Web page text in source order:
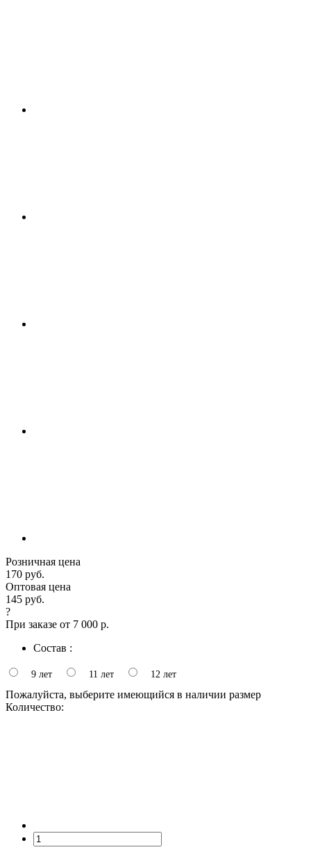
Розничная цена
170 руб.
Оптовая цена
145 руб.
?
При заказе от 7 000 р.
Состав :
9 лет 11 лет 12 лет
Пожалуйста, выберите имеющийся в наличии размер
Количество: